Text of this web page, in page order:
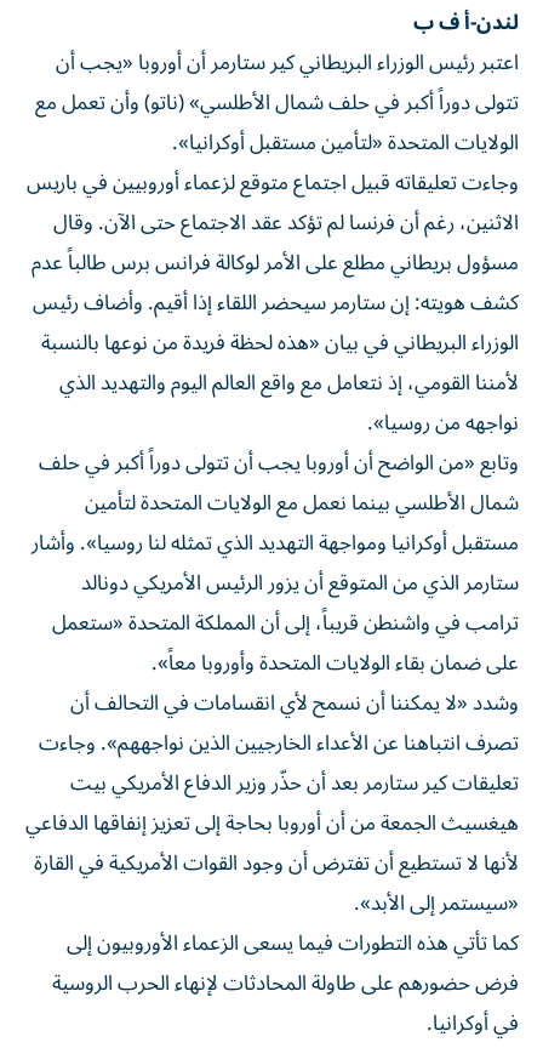
لندن-أ ف ب
اعتبر رئيس الوزراء البريطاني كير ستارمر أن أوروبا «يجب أن
تتولى دوراً أكبر في حلف شمال الأطلسي» (ناتو) وأن تعمل مع
الولايات المتحدة «لتأمين مستقبل أوكرانيا».
وجاءت تعليقاته قبيل اجتماع متوقع لزعماء أوروبيين في باريس
الاثنين، رغم أن فرنسا لم تؤكد عقد الاجتماع حتى الآن. وقال
مسؤول بريطاني مطلع على الأمر لوكالة فرانس برس طالباً عدم
كشف هويته: إن ستارمر سيحضر اللقاء إذا أقيم. وأضاف رئيس
الوزراء البريطاني في بيان «هذه لحظة فريدة من نوعها بالنسبة
لأمننا القومي، إذ نتعامل مع واقع العالم اليوم والتهديد الذي
نواجهه من روسيا».
وتابع «من الواضح أن أوروبا يجب أن تتولى دوراً أكبر في حلف
شمال الأطلسي بينما نعمل مع الولايات المتحدة لتأمين
مستقبل أوكرانيا ومواجهة التهديد الذي تمثله لنا روسيا». وأشار
ستارمر الذي من المتوقع أن يزور الرئيس الأمريكي دونالد
ترامب في واشنطن قريباً، إلى أن المملكة المتحدة «ستعمل
على ضمان بقاء الولايات المتحدة وأوروبا معاً».
وشدد «لا يمكننا أن نسمح لأي انقسامات في التحالف أن
تصرف انتباهنا عن الأعداء الخارجيين الذين نواجههم». وجاءت
تعليقات كير ستارمر بعد أن حذّر وزير الدفاع الأمريكي بيت
هيغسيث الجمعة من أن أوروبا بحاجة إلى تعزيز إنفاقها الدفاعي
لأنها لا تستطيع أن تفترض أن وجود القوات الأمريكية في القارة
«سيستمر إلى الأبد».
كما تأتي هذه التطورات فيما يسعى الزعماء الأوروبيون إلى
فرض حضورهم على طاولة المحادثات لإنهاء الحرب الروسية
في أوكرانيا.